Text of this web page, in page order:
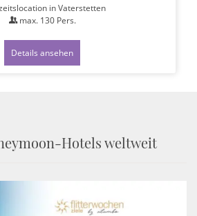
in Vaterstetten
max. 130Pers.
Details ansehen
Hotels weltweit